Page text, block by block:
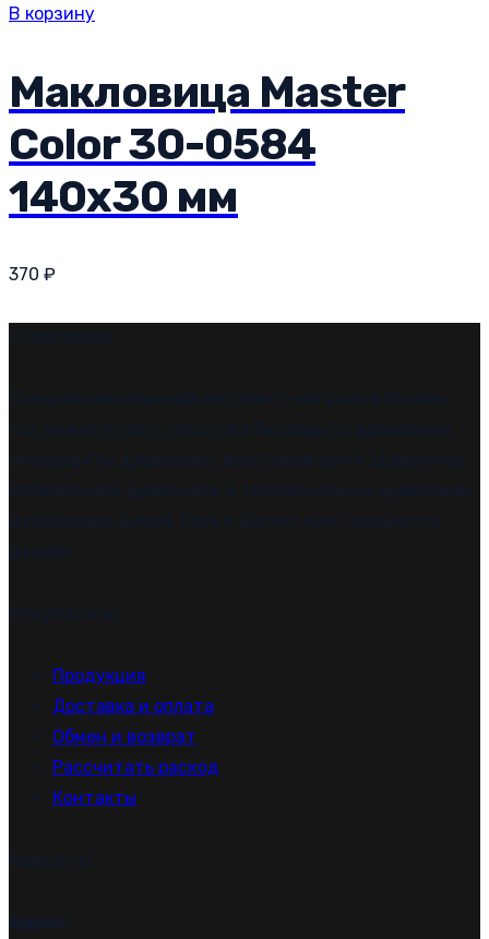
В корзину
Макловица Master
Color 30-0584
140х30 мм
370 ₽
О магазине
Специализированный интернет-магазин в Москве,
где можно купить средства биозащиты древесины,
огнезащиты древесины, восстановления древесины,
отбеливания древесины и теплоизоляции древесины
деревянных домов, бань и других конструкций из
дерева.
Покупателю
Продукция
Доставка и оплата
Обмен и возврат
Рассчитать расход
Контакты
Адрес: